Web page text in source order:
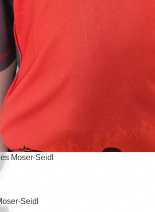
Moser-Seidl
Seidl